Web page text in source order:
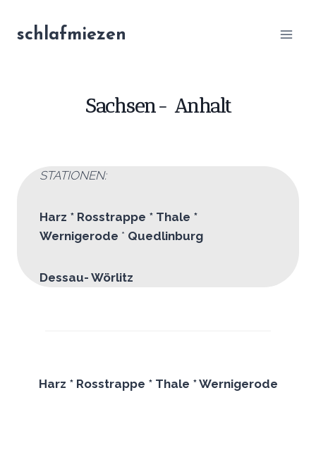
Inhaltschlafmiezen
Sachsen- Anhalt
STATIONEN:
Harz * Rosstrappe * Thale *
Wernigerode * Quedlinburg
Dessau- Wörlitz
Harz * Rosstrappe * Thale * Wernigerode